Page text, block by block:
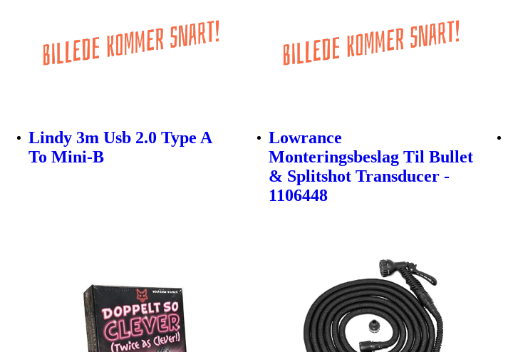
Lindy 3m Usb 2.0 Type A
To Mini-B
Lowrance
Monteringsbeslag Til Bullet
& Splitshot Transducer -
1106448